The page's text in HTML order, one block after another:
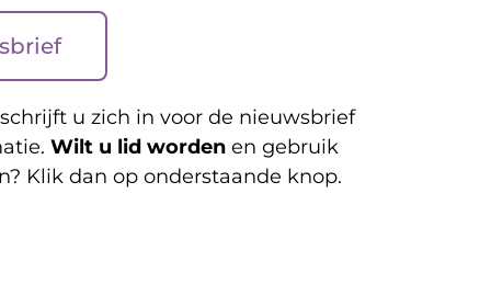
u zich in voor de nieuwsbrief
Wilt u lid worden en gebruik
Klik dan op onderstaande knop.